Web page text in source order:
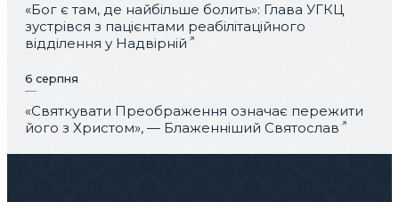
«Бог є там, де найбільше болить»: Глава УГКЦ
зустрівся з пацієнтами реабілітаційного
відділення у Надвірній
6 серпня
«Святкувати Преображення означає пережити
його з Христом», — Блаженніший Святослав